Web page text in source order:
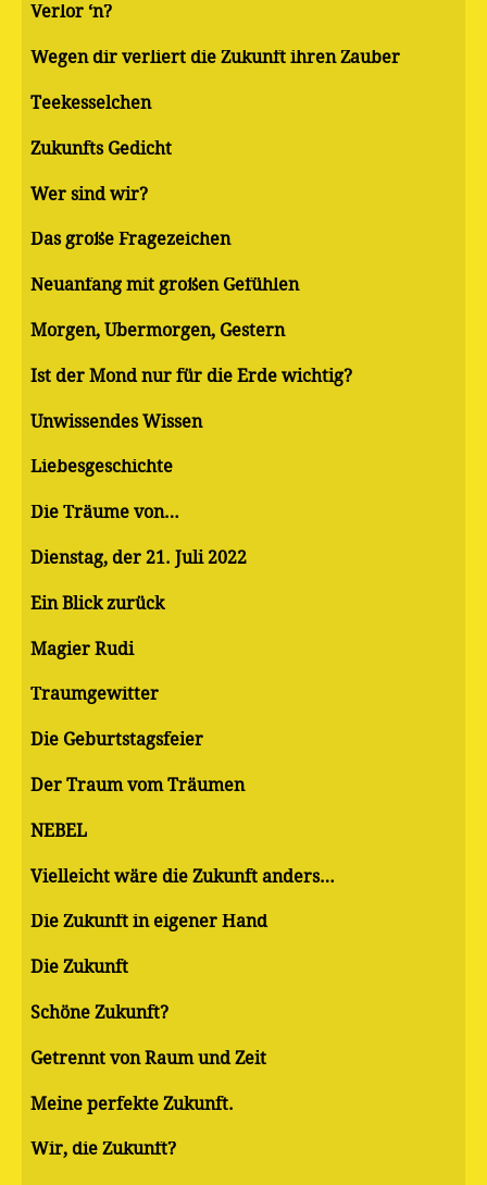
Verlor ‘n?
Wegen dir verliert die Zukunft ihren Zauber
Teekesselchen
Zukunfts Gedicht
Wer sind wir?
Das große Fragezeichen
Neuanfang mit großen Gefühlen
Morgen, Übermorgen, Gestern
Ist der Mond nur für die Erde wichtig?
Unwissendes Wissen
Liebesgeschichte
Die Träume von…
Dienstag, der 21. Juli 2022
Ein Blick zurück
Magier Rudi
Traumgewitter
Die Geburtstagsfeier
Der Traum vom Träumen
NEBEL
Vielleicht wäre die Zukunft anders…
Die Zukunft in eigener Hand
Die Zukunft
Schöne Zukunft?
Getrennt von Raum und Zeit
Meine perfekte Zukunft.
Wir, die Zukunft?